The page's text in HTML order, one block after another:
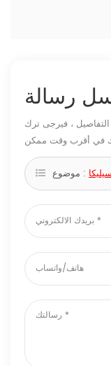
رسالة
التفاصيل ، فيرجى ترك
موضوع :